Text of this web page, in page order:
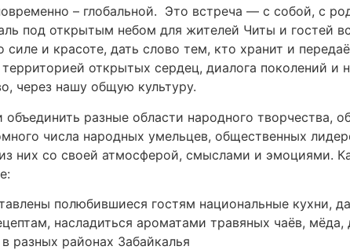
– глобальной. Это встреча — с собой, с
под открытым небом для жителей Читы и гостей
и красоте, дать слово тем, кто хранит и
открытых сердец, диалога поколений и
через нашу общую культуру.
разные области народного творчества,
числа народных умельцев, общественных
них со своей атмосферой, смыслами и эмоциями.
полюбившиеся гостям национальные кухни,
насладиться ароматами травяных чаёв,
разных районах Забайкалья